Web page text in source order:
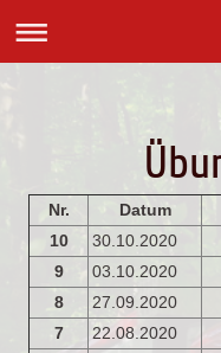
Nr. Datum
10
30.10.2020
9
03.10.2020
8
27.09.2020
7
22.08.2020